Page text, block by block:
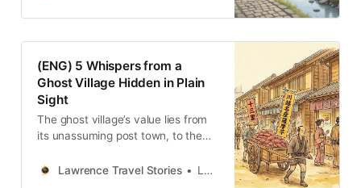
常點滴。這是一條屬於平民的古道，
承載著比官方歷史更為真切的生活重
(ENG) 5 Whispers from a
Ghost Village Hidden in Plain
Sight
The ghost village’s value lies from
its unassuming post town, to the
to the silent faith of its roadside
Lawrence Travel Stories Lawrence